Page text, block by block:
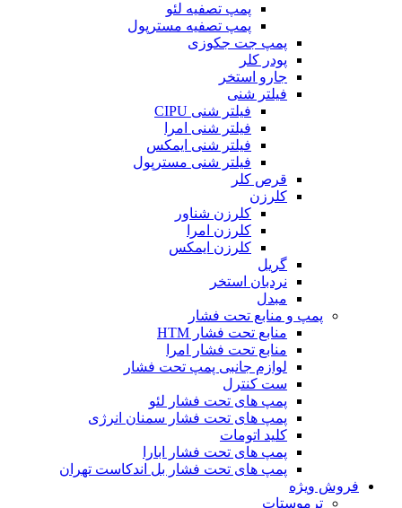
پمپ تصفیه لئو
پمپ تصفیه مسترپول
پمپ جت جکوزی
پودر کلر
جارو استخر
فیلتر شنی
فیلتر شنی CIPU
فیلتر شنی امرا
فیلتر شنی ایمکس
فیلتر شنی مسترپول
قرص کلر
کلرزن
کلرزن شناور
کلرزن امرا
کلرزن ایمکس
گریل
نردبان استخر
مبدل
پمپ و منابع تحت فشار
منابع تحت فشار HTM‎
منابع تحت فشار امرا
لوازم جانبی پمپ تحت فشار
ست کنترل
پمپ های تحت فشار لئو
پمپ های تحت فشار سمنان انرژی
کلید اتومات
پمپ های تحت فشار ابارا
پمپ های تحت فشار بل اندکاست تهران
فروش ویژه
ترموستات